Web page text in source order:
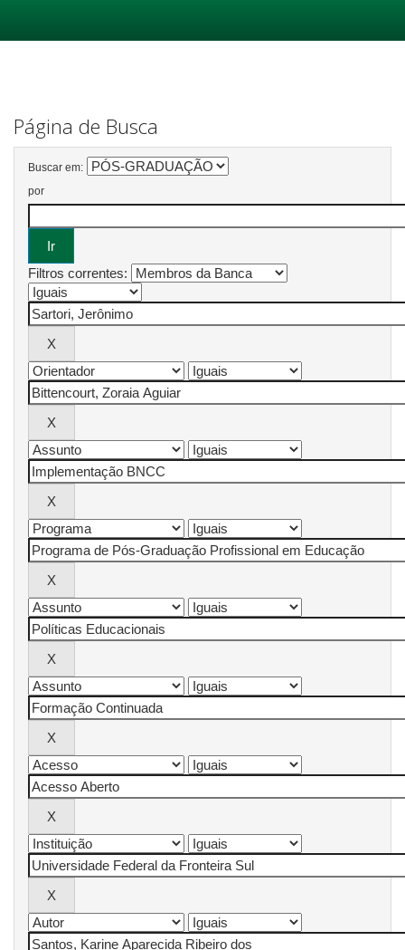
Página de Busca
Buscar em:
por
Filtros correntes: